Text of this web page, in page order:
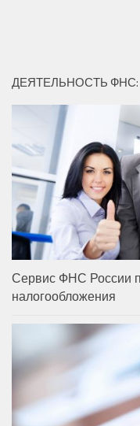
ДЕЯТЕЛЬНОСТЬ ФНС:
Сервис ФНС России
налогообложения